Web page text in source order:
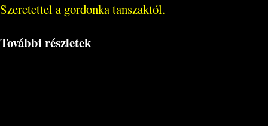
Szeretettel a gordonka tanszaktól.
További részletek